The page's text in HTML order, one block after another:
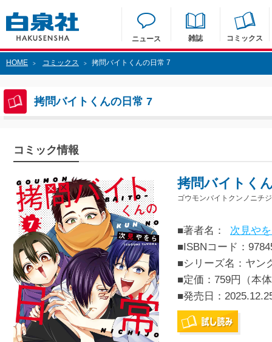
ニュース 雑誌 コミックス
HOME > コミックス > 拷問バイトくんの日常 7
拷問バイトくんの日常 7
コミック情報
拷問バイトく
ゴウモンバイトクンノニチ
■著者名：
次見や
■ISBNコード：
■シリーズ名：ヤン
■定価：759円（本
■発売日：